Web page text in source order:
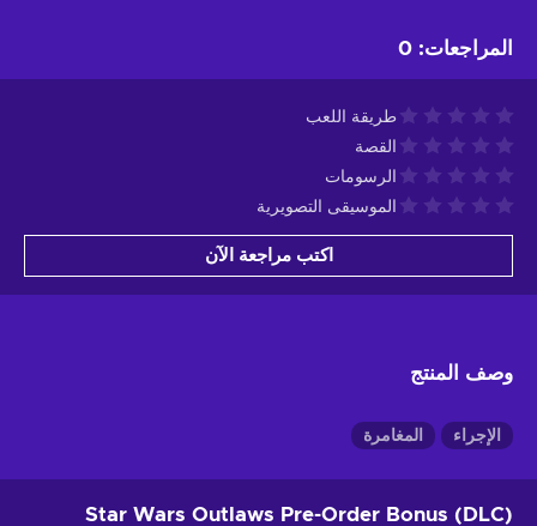
المراجعات:
0
طريقة اللعب
القصة
الرسومات
الموسيقى التصويرية
اكتب مراجعة الآن
وصف المنتج
الإجراء المغامرة
Star Wars Outlaws Pre-Order Bonus (DLC)